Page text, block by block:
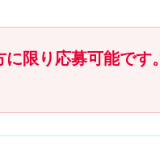
限り応募可能です。